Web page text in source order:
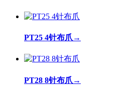
PT25 4针布爪 →
PT28 8针布爪 →